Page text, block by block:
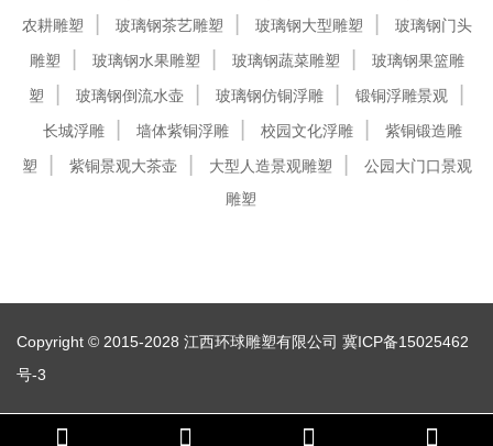
农耕雕塑
玻璃钢茶艺雕塑 玻璃钢大型雕塑
玻璃钢门头
雕塑
玻璃钢水果雕塑 玻璃钢蔬菜雕塑
玻璃钢果篮雕
塑
玻璃钢倒流水壶 玻璃钢仿铜浮雕
锻铜浮雕景观
长城浮雕
墙体紫铜浮雕 校园文化浮雕
紫铜锻造雕
塑
紫铜景观大茶壶 大型人造景观雕塑
公园大门口景观
雕塑
Copyright © 2015-2028 江西环球雕塑有限公司 冀ICP备15025462
号-3